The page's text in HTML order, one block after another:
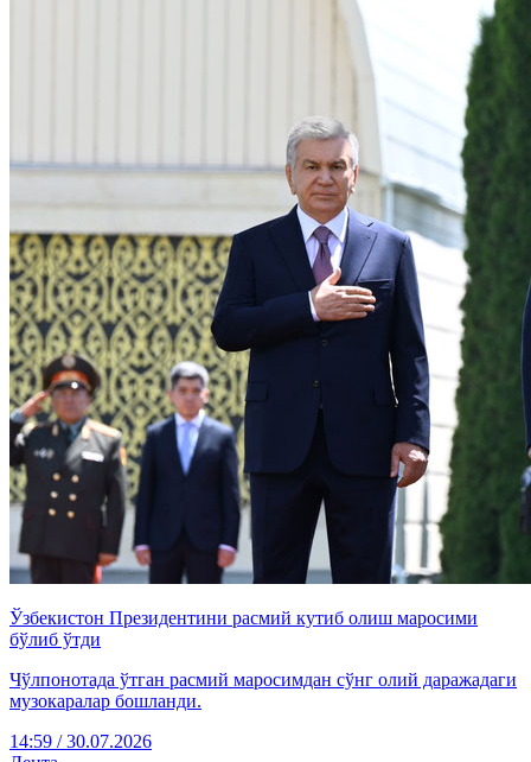
Ўзбекистон Президентини расмий кутиб олиш маросими
бўлиб ўтди
Чўлпонотада ўтган расмий маросимдан сўнг олий даражадаги
музокаралар бошланди.
14:59 / 30.07.2026